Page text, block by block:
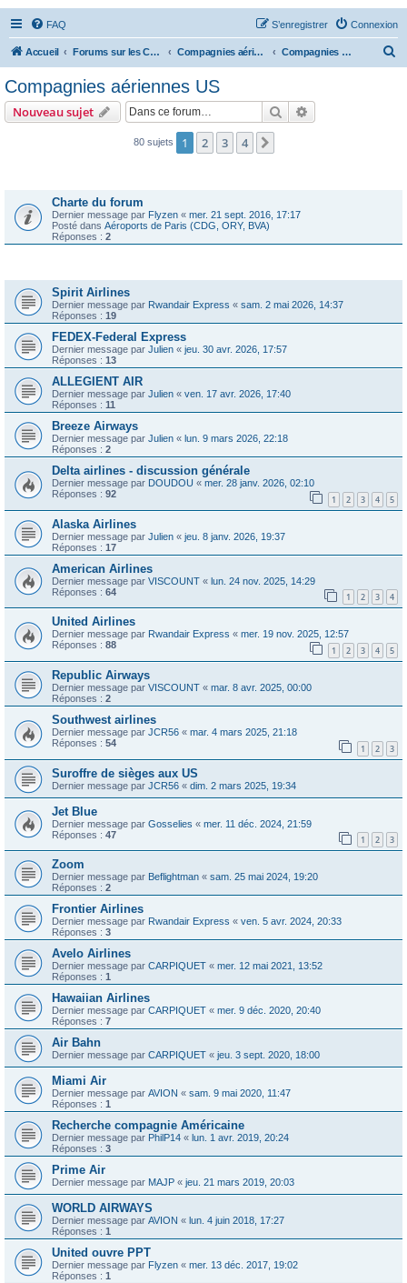
FAQ Connexion
S’enregistrer
Accueil Forums sur les Compagnies Aériennes Compagnies aériennes des Amériques Compagnies aériennes US
r
Compagnies aériennes US
Nouveau sujet Rechercher
80 sujets 1 2 3 4
Charte du forum
Dernier message par Flyzen « mer. 21 sept. 2016, 17:17
Posté dans Aéroports de Paris (CDG, ORY, BVA)
Réponses : 2
Spirit Airlines
Dernier message par Rwandair Express « sam. 2 mai 2026, 14:37
Réponses : 19
FEDEX-Federal Express
Dernier message par Julien « jeu. 30 avr. 2026, 17:57
Réponses : 13
ALLEGIENT AIR
Dernier message par Julien « ven. 17 avr. 2026, 17:40
Réponses : 11
Breeze Airways
Dernier message par Julien « lun. 9 mars 2026, 22:18
Réponses : 2
Delta airlines - discussion générale
Dernier message par DOUDOU « mer. 28 janv. 2026, 02:10
Réponses : 92 1 2 3 4 5
Alaska Airlines
Dernier message par Julien « jeu. 8 janv. 2026, 19:37
Réponses : 17
American Airlines
Dernier message par VISCOUNT « lun. 24 nov. 2025, 14:29
Réponses : 64 1 2 3 4
United Airlines
Dernier message par Rwandair Express « mer. 19 nov. 2025, 12:57
Réponses : 88 1 2 3 4 5
Republic Airways
Dernier message par VISCOUNT « mar. 8 avr. 2025, 00:00
Réponses : 2
Southwest airlines
Dernier message par JCR56 « mar. 4 mars 2025, 21:18
Réponses : 54 1 2 3
Suroffre de sièges aux US
Dernier message par JCR56 « dim. 2 mars 2025, 19:34
Jet Blue
Dernier message par Gosselies « mer. 11 déc. 2024, 21:59
Réponses : 47 1 2 3
Zoom
Dernier message par Beflightman « sam. 25 mai 2024, 19:20
Réponses : 2
Frontier Airlines
Dernier message par Rwandair Express « ven. 5 avr. 2024, 20:33
Réponses : 3
Avelo Airlines
Dernier message par CARPIQUET « mer. 12 mai 2021, 13:52
Réponses : 1
Hawaiian Airlines
Dernier message par CARPIQUET « mer. 9 déc. 2020, 20:40
Réponses : 7
Air Bahn
Dernier message par CARPIQUET « jeu. 3 sept. 2020, 18:00
Miami Air
Dernier message par AVION « sam. 9 mai 2020, 11:47
Réponses : 1
Recherche compagnie Américaine
Dernier message par PhilP14 « lun. 1 avr. 2019, 20:24
Réponses : 3
Prime Air
Dernier message par MAJP « jeu. 21 mars 2019, 20:03
WORLD AIRWAYS
Dernier message par AVION « lun. 4 juin 2018, 17:27
Réponses : 1
United ouvre PPT
Dernier message par Flyzen « mer. 13 déc. 2017, 19:02
Réponses : 1